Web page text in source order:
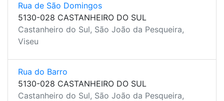
Rua de São Domingos
5130-028 CASTANHEIRO DO SUL
Castanheiro do Sul, São João da Pesqueira,
Viseu
Rua do Barro
5130-028 CASTANHEIRO DO SUL
Castanheiro do Sul, São João da Pesqueira,